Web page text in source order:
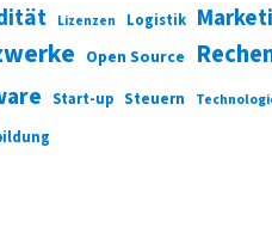
Lizenzen Logistik
Open Source
Start-up Steuern